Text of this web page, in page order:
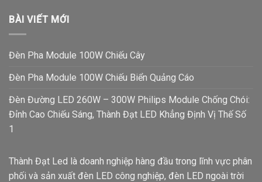
BÀI VIẾT MỚI
Đèn Pha Module 100W Chiếu Cây
Đèn Pha Module 100W Chiếu Biển Quảng Cáo
Đèn Đường LED 260W – 300W Philips Module Chống Chói:
Đỉnh Cao Chiếu Sáng, Thành Đạt LED Khẳng Định Vị Thế Số
1
Thành Đạt Led là doanh nghiệp hàng đầu trong lĩnh vực phân
phối và sản xuất đèn LED công nghiệp, đèn LED ngoài trời